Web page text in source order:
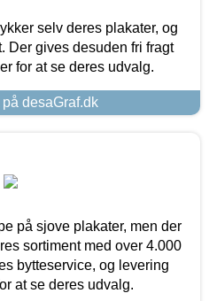
selv deres plakater, og
Der gives desuden fri fragt
for at se deres udvalg.
desaGraf.dk
på sjove plakater, men der
sortiment med over 4.000
bytteservice, og levering
at se deres udvalg.